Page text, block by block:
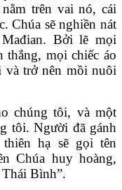
trên vai nó, cái
Chúa sẽ nghiền nát
Bởi lẽ mọi
thắng, mọi chiếc áo
và trở nên mồi nuôi
chúng tôi, và một
tôi. Người đã gánh
hạ sẽ gọi tên
Chúa huy hoàng,
Bình”.